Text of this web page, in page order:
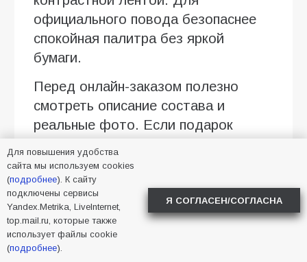
официального повода безопаснее
спокойная палитра без яркой
бумаги.
Перед онлайн-заказом полезно
смотреть описание состава и
реальные фото. Если подарок
заранее уточнить у селлера размер
композиции, упаковку, возможность
добавить открытку и условия
доставки. На Флаувау это удобно
сделать в чате с продавцом.
Для повышения удобства
сайта мы используем cookies
(подробнее). К сайту
подключены сервисы
Yandex.Metrika, LiveInternet,
top.mail.ru, которые также
использует файлы cookie
(подробнее).
Я СОГЛАСЕН/СОГЛАСНА